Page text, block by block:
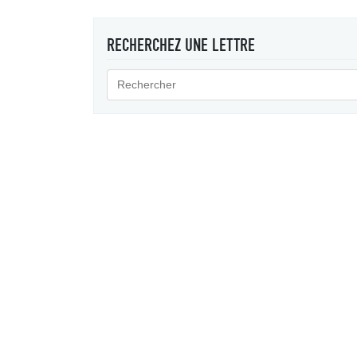
RECHERCHEZ UNE LETTRE